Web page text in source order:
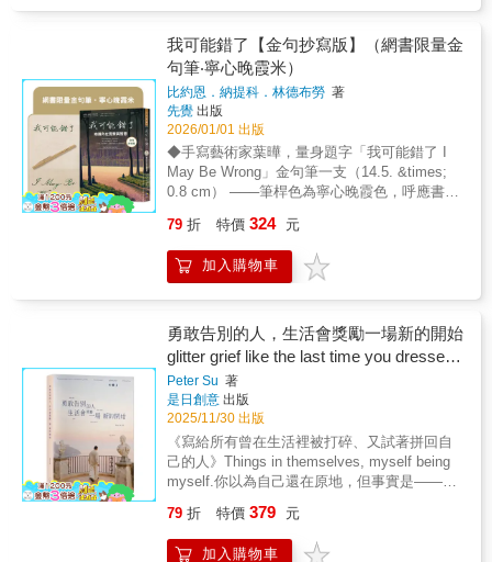
從不咄咄逼人，而是溫柔地分享人性的經驗、
脆弱與幽默。 ──瑞典圖書館評論（BTJ）
━━ 讀者感動好評 ━━ ★這是一本值得在人
生不同階段反覆翻閱與沉思的智慧之書。它一
如炎炎夏日裡的一陣涼風，為心靈帶來清爽與
平靜。 ★這本書篇幅短小、輕鬆易讀，蘊含不
說教且極其謙虛的大智慧。它帶給我很大的啟
發，讓我學會放下那些無關緊要的事。 ★閱讀
這本書帶給我一份平靜。非常適合在睡前熄燈
前讀一個章節。我已經買了幾本送給身邊的
伴。 ★這本書就像親耳聽見他的聲音與教誨，
靈魂彷彿被溫柔地撫慰著。
視的一點就是：我對自己的每個念頭，再也不
相信了。這是我的超能力。最棒的一點在於：
這是所有人的超能力。◆我不會鼓勵任何人進
行正面思考。完全不鼓勵。我個人並不相信正
面思考有特別大的力量。我一直覺得正面思考
是比較膚淺表象的。◆覺得別人很討厭，是人
之常情。如果你想讓一個人好相處，行為舉止
也不會讓你太反彈，其實只有一個小祕訣：學
會喜歡他們本來的樣子。◆有位來自奧克拉荷
馬州的比丘，他討厭我整整四年，從未斷過。
認清：總是想討所有人喜歡，是多麼沒意義。
◆下次，當你感覺到衝突開始悄悄醞釀、你和
一個人的關係演變到快破裂的時候，只要用任
句箴言三次，你的擔憂就會雲消霧散──我可能
錯了。我可能錯了。我可能錯了。◆帶有「應
該」這個詞的種種念頭，讓我變得委屈、沉悶
和孤獨。如果你能意識到這種情況有時也會發
生在自己身上，不妨就試試這個手部的動作──
先是用力握緊拳頭，然後鬆開成張開的手掌。
它很簡單，但它貼切地展示了我們如何能放下
自己太執著的事。◆焦慮是我見識過的最嚴格
果你盡了全力卻依然沒有變好，那也不能說你
力也只能確保你不會落後太多。願你與世俗和
解，允許別人是別人，你是你自己，畢竟你又
不是洗衣機，不必負責每件壞情緒。*本書為改
版書，原書名《寧與高手爭高下，不與傻瓜論
短長》
筆。全書收錄70幅社長親手繪製的水彩圖與素
描手稿──從中正區的南門市場、汀洲街、萬華
區的西門紅樓，到大同區的霞海城隍廟──他用
畫筆定格城市的萬種風情，並用真摯直白的語
言，道破人生況味與處世哲學。王社長以極具
個人風格的視角，拆解職場與人際的真實潛規
則：．職場的優雅復仇：和前東家不歡而散，
別急著在商場殺價或對簿公堂。把工作做好、
維持健康快樂，讓時間幫你淘汰對手，天道自
會展現因果。．本業才是你的本命：專注本
名度，努力成為本業前5%的高手，才是致富正
途。．八分滿哲學：凡事必須游刃有餘，八分
滿才安全。倒茶如此，經營事業亦然。不求全
遠不敗。．現代關係的「無害原則」：作者洞
察現代關係最舒適的狀態是「三低」（低姿
態、低依存、低風險），不給對方添麻煩、不
增加情緒負擔，才是成年人的體貼。本書寫給
所有在台北打拚或迷惘的人。跟著王社長的畫
筆與文字，走訪台北的大街小巷。人生的喜怒
哀樂、輪迴起伏，都可以在這座城市裡找到印
證和釋放。也許你會發現，這座亦喧亦寂的城
我可能錯了【金句抄寫版】（網書限量金
句筆‧寧心晚霞米）
比約恩．納提科．林德布勞 著
先覺 出版
2026/01/01 出版
◆手寫藝術家葉曄，量身題字「我可能錯了 I
May Be Wrong」金句筆一支（14.5. &times;
0.8 cm） ───筆桿色為寧心晚霞色，呼應書封
流逝，也要對明日充滿期待。
※※※※※※※※※※※※※※※※※※※※※※※
108天運筆靜心，照見自我， 讓《我可能錯
※※※※※※※※※※※※※※※※※※※※※※※
★★★★★《我可能錯了》一出版就造成轟
動！ ‧全球銷量破百萬冊！ ‧各大書店2024年度
暢銷總冠軍 ‧橫掃瑞典、英國、韓國暢銷榜冠軍
達賴喇嘛：「這本書能使所有人受益。」 許瑞
云醫師：「讀完這本書，內心充滿了感動和感
恩。」 曾寶儀：「這本書的領悟說到我的心
坎，書角的摺頁多到一本書變兩本厚。」 《張
修修的不正常人生》：「雖然很薄，但是威力
驚人。」 周志建心理師：「回味再三的旅行
的人生智慧感動。 在每一頁畫重點、摺書角之
79 折 特價 324 元
加入購物車
勇敢告別的人，生活會獎勵一場新的開始
glitter grief like the last time you dressed
up for love
Peter Su 著
是日創意 出版
2025/11/30 出版
《寫給所有曾在生活裡被打碎、又試著拼回自
己的人》Things in themselves, myself being
myself.你以為自己還在原地，但事實是——你
的早晨，那就是一種前進，那就是在痊癒。即
使當時你並不覺得自己有多堅強。 沒有任何地
79 折 特價 379 元
加入購物車